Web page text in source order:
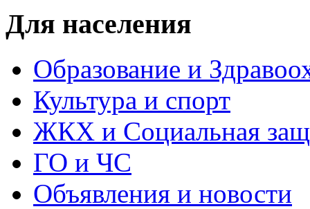
Для населения
Образование и
Культура и спорт
ЖКХ и Социальная
ГО и ЧС
Объявления и новости